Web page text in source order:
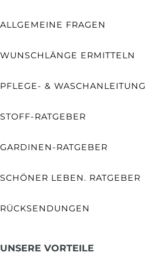
ALLGEMEINE FRAGEN
WUNSCHLÄNGE ERMITTELN
PFLEGE- & WASCHANLEITUNG
STOFF-RATGEBER
GARDINEN-RATGEBER
SCHÖNER LEBEN. RATGEBER
RÜCKSENDUNGEN
UNSERE VORTEILE